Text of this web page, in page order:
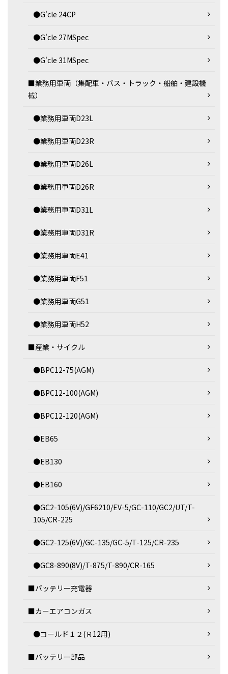
●G'cle 24CP
●G'cle 27MSpec
●G'cle 31MSpec
■業務用車両（集配車・バス・トラック・船舶・建設機
械）
●業務用車両D23L
●業務用車両D23R
●業務用車両D26L
●業務用車両D26R
●業務用車両D31L
●業務用車両D31R
●業務用車両E41
●業務用車両F51
●業務用車両G51
●業務用車両H52
■産業・サイクル
●BPC12-75(AGM)
●BPC12-100(AGM)
●BPC12-120(AGM)
●EB65
●EB130
●EB160
●GC2-105(6V)/GF6210/EV-5/GC-110/GC2/UT/T-
105/CR-225
●GC2-125(6V)/GC-135/GC-5/T-125/CR-235
●GC8-890(8V)/T-875/T-890/CR-165
■バッテリー充電器
■カーエアコンガス
●コールド１２(Ｒ12用)
■バッテリー部品